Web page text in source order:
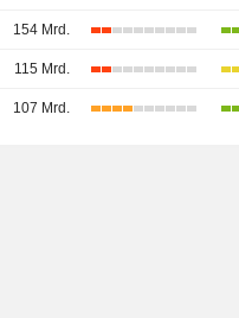
154 Mrd.
115 Mrd.
107 Mrd.